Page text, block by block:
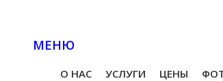
МЕНЮ
О НАС УСЛУГИ ЦЕНЫ